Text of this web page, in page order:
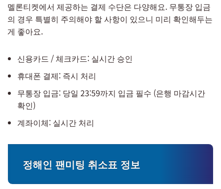
멜론티켓에서 제공하는 결제 수단은 다양해요. 무통장 입금
의 경우 특별히 주의해야 할 사항이 있으니 미리 확인해두는
게 좋아요.
신용카드 / 체크카드: 실시간 승인
휴대폰 결제: 즉시 처리
무통장 입금: 당일 23:59까지 입금 필수 (은행 마감시간
확인)
계좌이체: 실시간 처리
정해인 팬미팅 취소표 정보